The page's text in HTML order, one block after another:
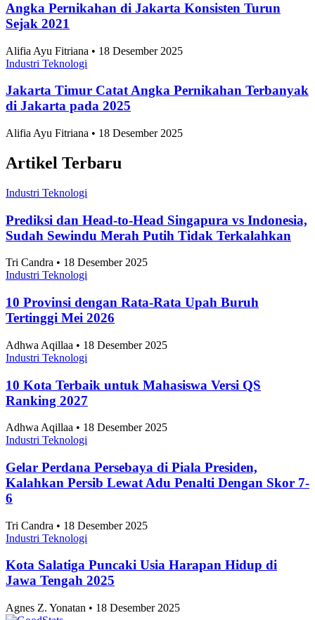
Angka Pernikahan di Jakarta Konsisten Turun
Sejak 2021
Alifia Ayu Fitriana • 18 Desember 2025
Industri Teknologi
Jakarta Timur Catat Angka Pernikahan Terbanyak
di Jakarta pada 2025
Alifia Ayu Fitriana • 18 Desember 2025
Artikel Terbaru
Industri Teknologi
Prediksi dan Head-to-Head Singapura vs Indonesia,
Sudah Sewindu Merah Putih Tidak Terkalahkan
Tri Candra • 18 Desember 2025
Industri Teknologi
10 Provinsi dengan Rata-Rata Upah Buruh
Tertinggi Mei 2026
Adhwa Aqillaa • 18 Desember 2025
Industri Teknologi
10 Kota Terbaik untuk Mahasiswa Versi QS
Ranking 2027
Adhwa Aqillaa • 18 Desember 2025
Industri Teknologi
Gelar Perdana Persebaya di Piala Presiden,
Kalahkan Persib Lewat Adu Penalti Dengan Skor 7-
6
Tri Candra • 18 Desember 2025
Industri Teknologi
Kota Salatiga Puncaki Usia Harapan Hidup di
Jawa Tengah 2025
Agnes Z. Yonatan • 18 Desember 2025